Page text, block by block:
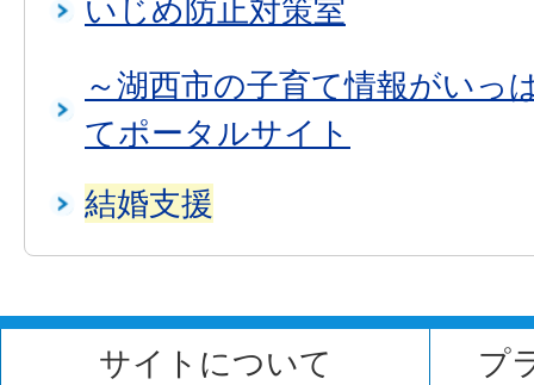
いじめ防止対策室
～湖西市の子育て情報がいっ
てポータルサイト
結婚支援
サイトについて
プ